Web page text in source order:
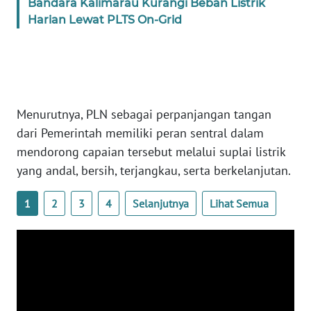
Bandara Kalimarau Kurangi Beban Listrik
Harian Lewat PLTS On-Grid
Menurutnya, PLN sebagai perpanjangan tangan
dari Pemerintah memiliki peran sentral dalam
mendorong capaian tersebut melalui suplai listrik
yang andal, bersih, terjangkau, serta berkelanjutan.
1 2 3 4 Selanjutnya Lihat Semua
WN
SUMSEL
WN
BENGKULU